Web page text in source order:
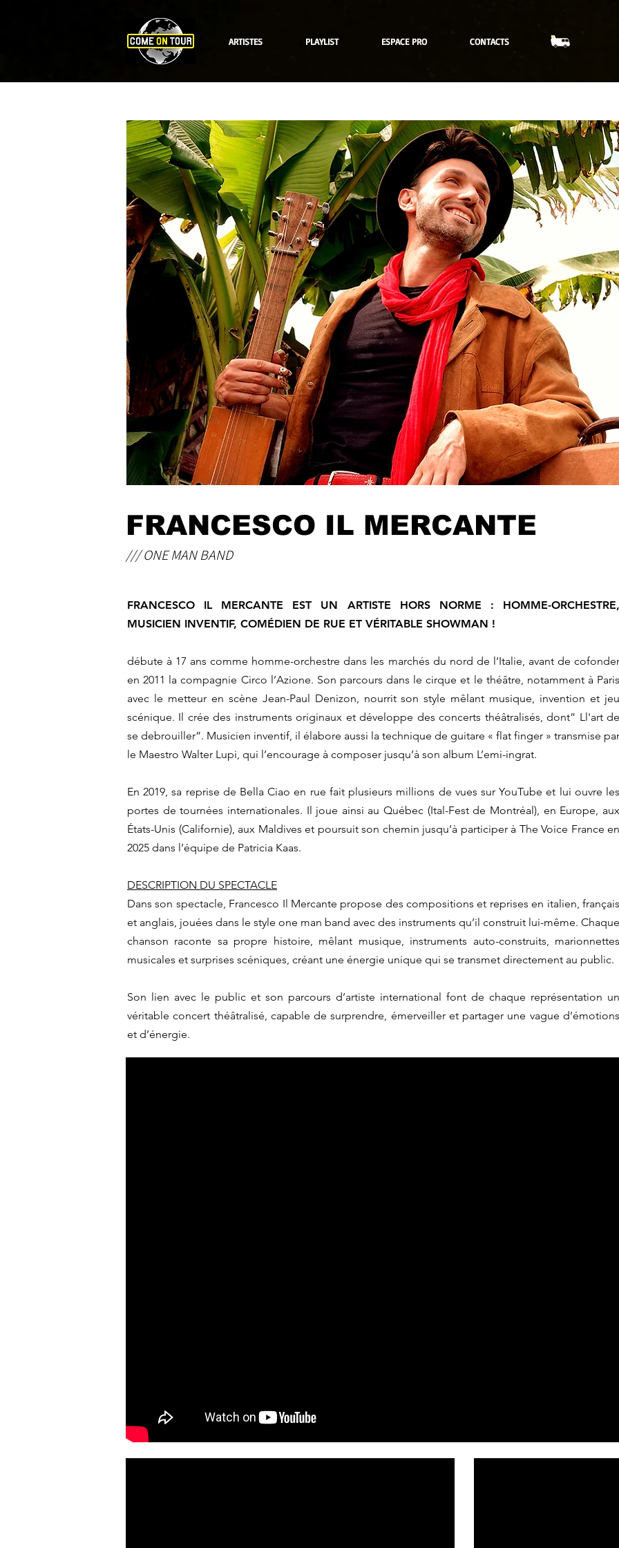
ARTISTES PLAYLIST ESPACE PRO CONTACTS
FRANCESCO IL MERCANTE
/// ONE MAN BAND
FRANCESCO IL MERCANTE EST UN ARTISTE HORS NORME : HOMME-ORCHESTRE,
MUSICIEN INVENTIF, COMÉDIEN DE RUE ET VÉRITABLE SHOWMAN !
débute à 17 ans comme homme-orchestre dans les marchés du nord de l’Italie, avant de cofonder
en 2011 la compagnie Circo l’Azione. Son parcours dans le cirque et le théâtre, notamment à Paris
avec le metteur en scène Jean-Paul Denizon, nourrit son style mêlant musique, invention et jeu
scénique. Il crée des instruments originaux et développe des concerts théâtralisés, dont” Ll'art de
se debrouiller”. Musicien inventif, il élabore aussi la technique de guitare « flat finger » transmise par
le Maestro Walter Lupi, qui l’encourage à composer jusqu’à son album L’emi-ingrat.
En 2019, sa reprise de Bella Ciao en rue fait plusieurs millions de vues sur YouTube et lui ouvre les
portes de tournées internationales. Il joue ainsi au Québec (Ital-Fest de Montréal), en Europe, aux
États-Unis (Californie), aux Maldives et poursuit son chemin jusqu’à participer à The Voice France en
2025 dans l’équipe de Patricia Kaas.
DESCRIPTION DU SPECTACLE
Dans son spectacle, Francesco Il Mercante propose des compositions et reprises en italien, français
et anglais, jouées dans le style one man band avec des instruments qu’il construit lui-même. Chaque
chanson raconte sa propre histoire, mêlant musique, instruments auto-construits, marionnettes
musicales et surprises scéniques, créant une énergie unique qui se transmet directement au public.
Son lien avec le public et son parcours d’artiste international font de chaque représentation un
véritable concert théâtralisé, capable de surprendre, émerveiller et partager une vague d’émotions
et d’énergie.